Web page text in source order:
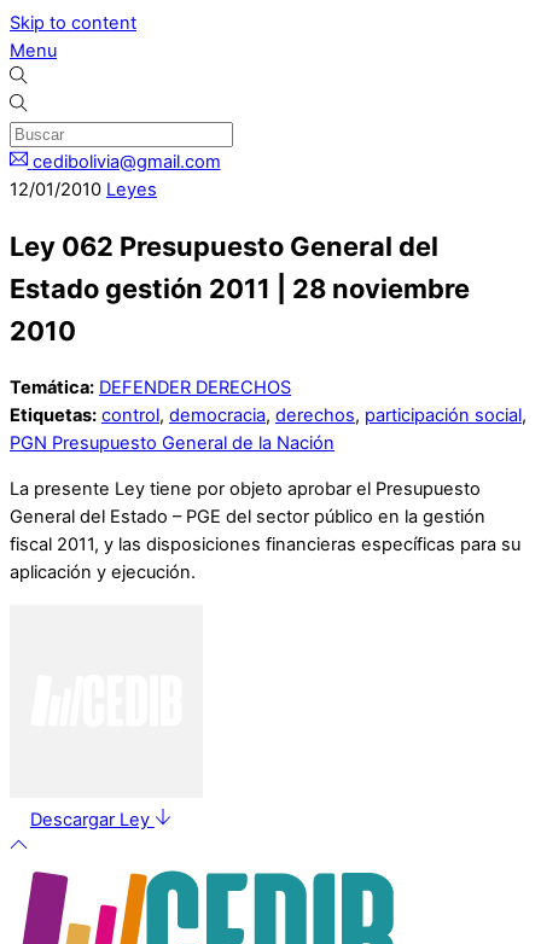
Skip to content
Menu
cedibolivia@gmail.com
12/01/2010 Leyes
Ley 062 Presupuesto General del
Estado gestión 2011 | 28 noviembre
2010
Temática: DEFENDER DERECHOS
Etiquetas: control, democracia, derechos, participación social,
PGN Presupuesto General de la Nación
La presente Ley tiene por objeto aprobar el Presupuesto
General del Estado – PGE del sector público en la gestión
fiscal 2011, y las disposiciones financieras específicas para su
aplicación y ejecución.
Descargar Ley